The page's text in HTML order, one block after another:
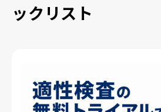
ックリスト